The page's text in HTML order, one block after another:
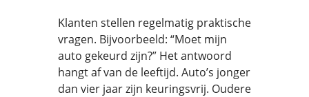
Klanten stellen regelmatig praktische
vragen. Bijvoorbeeld: “Moet mijn
auto gekeurd zijn?” Het antwoord
hangt af van de leeftijd. Auto’s jonger
dan vier jaar zijn keuringsvrij. Oudere